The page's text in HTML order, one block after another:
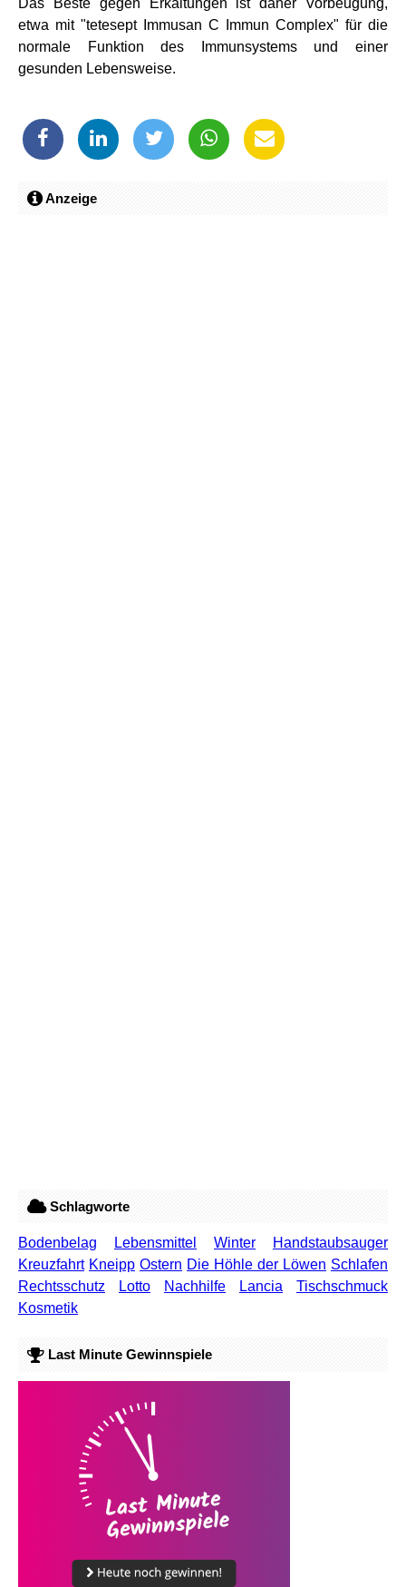
etwa mit "tetesept Immusan C Immun Complex" für die
normale Funktion des Immunsystems und einer
gesunden Lebensweise.
Anzeige
Schlagworte
Bodenbelag Lebensmittel Winter
Handstaubsauger
Kreuzfahrt Kneipp Ostern Die Höhle der Löwen Schlafen
Rechtsschutz
Lotto Nachhilfe Lancia
Tischschmuck
Kosmetik
Last Minute Gewinnspiele